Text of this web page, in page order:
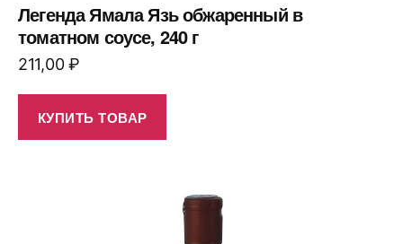
Легенда Ямала Язь обжаренный в
томатном соусе, 240 г
211,00₽
КУПИТЬ ТОВАР